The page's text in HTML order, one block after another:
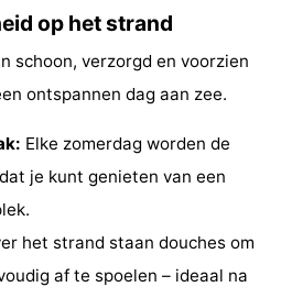
op het strand
schoon, verzorgd en voorzien
ontspannen dag aan zee.
Elke zomerdag worden de
je kunt genieten van een
het strand staan douches om
af te spoelen – ideaal na